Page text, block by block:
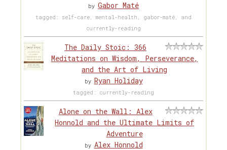
by Gabor Maté
tagged: self-care, mental-health, gabor-maté, and
currently-reading
The Daily Stoic: 366
Meditations on Wisdom, Perseverance,
and the Art of Living
by Ryan Holiday
tagged: currently-reading
Alone on the Wall: Alex
Honnold and the Ultimate Limits of
Adventure
by Alex Honnold